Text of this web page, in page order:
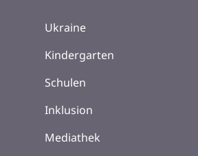
Ukraine
Kindergarten
Schulen
Inklusion
Mediathek